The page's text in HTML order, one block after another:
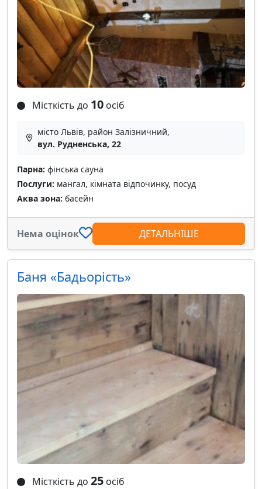
Місткість до 10 осіб
місто Львів, район Залізничний,
вул. Рудненська, 22
Парна: фінська сауна
Послуги: мангал, кімната відпочинку, посуд
Аква зона: басейн
Нема оцінок ДЕТАЛЬНІШЕ
Баня «Бадьорість»
Місткість до 25 осіб